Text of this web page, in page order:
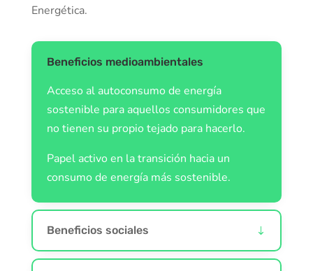
Energética.
Beneficios medioambientales
Acceso al autoconsumo de energía
sostenible para aquellos consumidores que
no tienen su propio tejado para hacerlo.
Papel activo en la transición hacia un
consumo de energía más sostenible.
Beneficios sociales